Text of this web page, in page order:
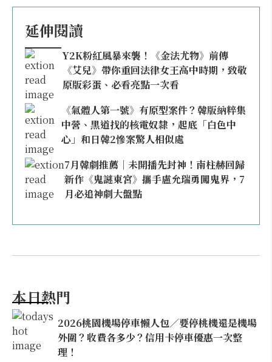
延伸閱讀
Y2K粉紅風暴來襲！《金法尤物》前傳
《艾兒》帶你重回法律女王高中時期，致敬
原版彩蛋、必看亮點一次看
《氣體人第一號》有原型案件？韓版納粹集
中營、黑道找的核電奴隸，起底「白色中
心」和日韓2慘案驚人相似處
7月韓劇推薦｜未開播先封神！南柱赫回歸
新作《鬼謎東宮》攜手盧允瑞勇闖鬼界，7
月必追神劇大盤點
本日熱門
2026桃園機場停車懶人包／要停桃機還是機場
外圍？收費各多少？信用卡停車優惠一次整
理！